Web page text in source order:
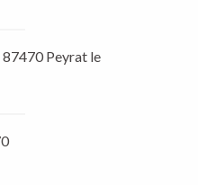
87470 Peyrat le